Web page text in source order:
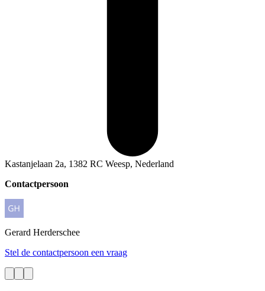
Kastanjelaan 2a, 1382 RC Weesp, Nederland
Contactpersoon
Gerard Herderschee
Stel de contactpersoon een vraag